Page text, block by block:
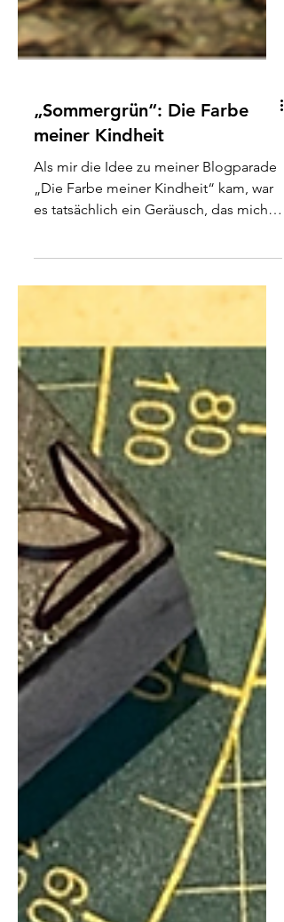
„Sommergrün“: Die Farbe
meiner Kindheit
Als mir die Idee zu meiner Blogparade
es tatsächlich ein Geräusch, das mich
erinnerte. Es waren die Grillen, die in
diesen heißen Juninächten bei
Anbruch der Dunkelheit unglaublich
laut vor sich hinzirpten. Dieses
Geräusch und der Geruch von
aufgeheiztem Boden haben mich
zurückgetragen in die Sommer meiner
Kindheit, zu den Rasensprengern und
den kleinen Regenbögen, die in ihren
Wassertropfen über der W